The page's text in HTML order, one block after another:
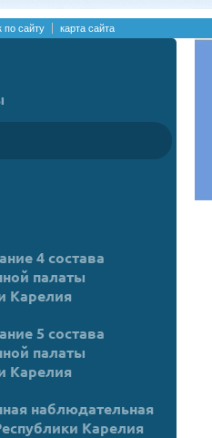
по сайту карта сайта
4 состава
палаты
Карелия
5 состава
палаты
Карелия
наблюдательная
Карелия